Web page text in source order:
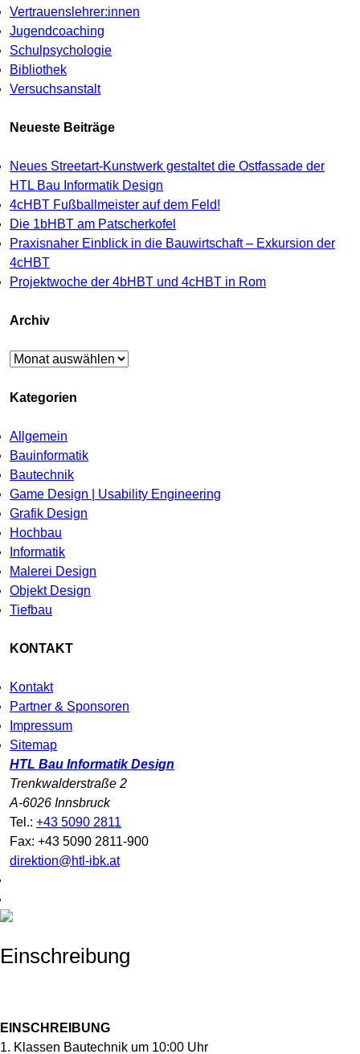
Vertrauenslehrer:innen
Jugendcoaching
Schulpsychologie
Bibliothek
Versuchsanstalt
Neueste Beiträge
Neues Streetart-Kunstwerk gestaltet die Ostfassade der
HTL Bau Informatik Design
4cHBT Fußballmeister auf dem Feld!
Die 1bHBT am Patscherkofel
Praxisnaher Einblick in die Bauwirtschaft – Exkursion der
4cHBT
Projektwoche der 4bHBT und 4cHBT in Rom
Archiv
Archiv
Kategorien
Allgemein
Bauinformatik
Bautechnik
Game Design | Usability Engineering
Grafik Design
Hochbau
Informatik
Malerei Design
Objekt Design
Tiefbau
KONTAKT
Kontakt
Partner & Sponsoren
Impressum
Sitemap
HTL Bau Informatik Design
Trenkwalderstraße 2
A-6026 Innsbruck
Tel.: +43 5090 2811
Fax: +43 5090 2811-900
direktion@htl-ibk.at
Einschreibung
EINSCHREIBUNG
1. Klassen Bautechnik um 10:00 Uhr